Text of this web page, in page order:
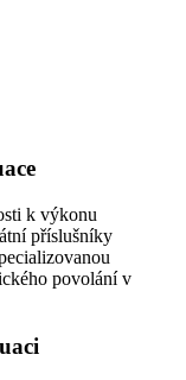
k výkonu
příslušníky
povolání v